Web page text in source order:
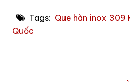
Tags: Que hàn inox 309
Quốc